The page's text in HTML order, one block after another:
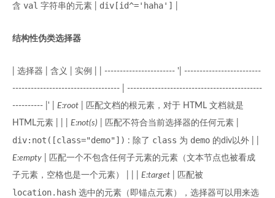
含 val 字符串的元素 | div[id^='haha']
结构性伪类选择器
| 选择器 | 含义 | 实例 | | ----------------------- '| -------------------------
----------------------------------- | --------------------------------------------
---------- |' | E:root | 匹配文档的根元素，对于 HTML 文档就是
HTML元素 | | | E:not(s) | 匹配不符合当前选择器的任何元素 |
div:not([class="demo"]) : 除了 class 为 demo 的div以外 | |
E:empty | 匹配一个不包含任何子元素的元素（文本节点也被看成
子元素，空格也是一个元素） | | | E:target | 匹配被
location.hash 选中的元素（即锚点元素），选择器可以用来选